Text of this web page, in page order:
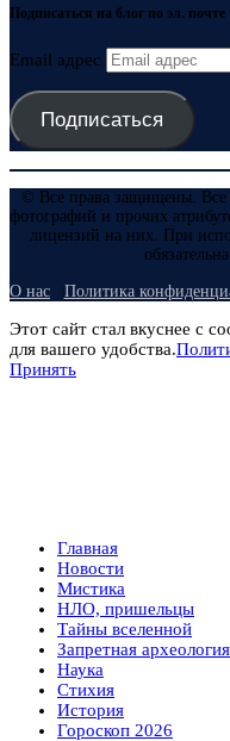
Подписаться на блог по эл. почте
Email адрес
Подписаться
© Все права защищены. Все
фотографий и прочих
лицензий на них. При
О нас Политика
Этот сайт стал вкуснее с
для вашего удобства.
Принять
Главная
Новости
Мистика
НЛО, пришельцы
Тайны вселенной
Запретная археология
Наука
Стихия
История
Гороскоп 2026